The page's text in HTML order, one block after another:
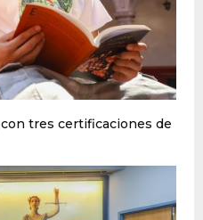
tres certificaciones de